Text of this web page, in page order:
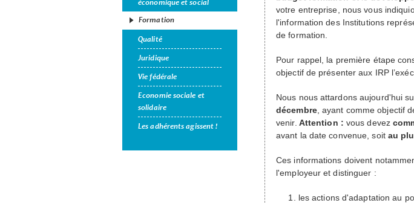
économique et social
Formation
Qualité
Juridique
Vie fédérale
Economie sociale et
solidaire
Les adhérents agissent !
votre entreprise, nous vous
l'information des Institutions
de formation.
Pour rappel, la première étape
objectif de présenter aux IRP
Nous nous attardons aujourd'hui
décembre, ayant comme objectif
venir. Attention : vous devez
avant la date convenue, soit au
Ces informations doivent
l'employeur et distinguer :
les actions d'adaptation au